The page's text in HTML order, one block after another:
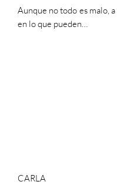
Aunque no todo es malo,
en lo que pueden…
CARLA